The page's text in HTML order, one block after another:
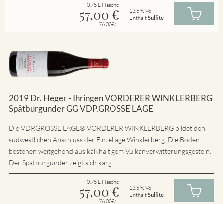
0.75 L Flasche
57,00 €
76.00€/L
13.5 % Vol
EnthältSulfite
2019 Dr. Heger - Ihringen VORDERER WINKLERBERG
Spätburgunder GG VDP.GROSSE LAGE
Die VDP.GROSSE LAGE® VORDERER WINKLERBERG bildet den
südwestlichen Abschluss der Einzellage Winklerberg. Die Böden
bestehen weitgehend aus kalkhaltigem Vulkanverwitterungsgestein.
Der Spätburgunder zeigt sich karg....
0.75 L Flasche
57,00 €
76.00€/L
13.5 % Vol
EnthältSulfite